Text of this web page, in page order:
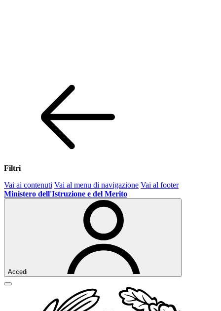
Filtri
Vai ai contenuti Vai al menu di navigazione Vai al footer
Ministero dell'Istruzione e del Merito
Accedi